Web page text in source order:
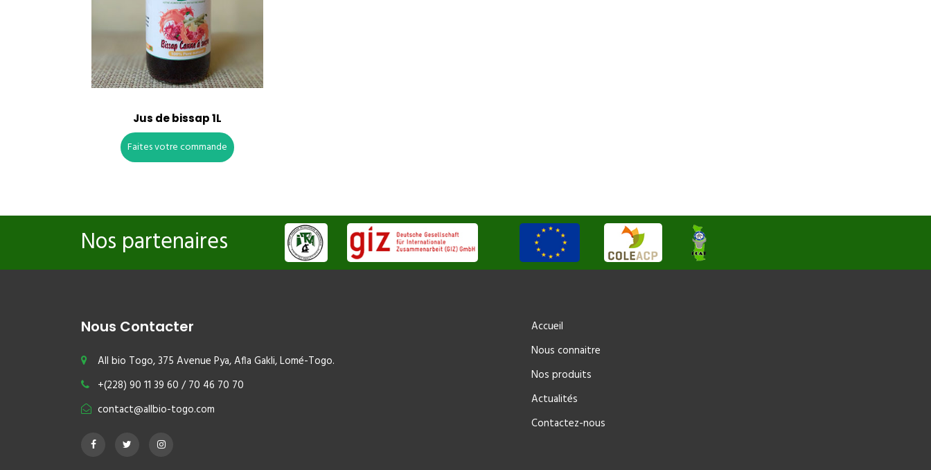
Jus de bissap 1L
Faites votre commande
Nos partenaires
Nous Contacter
All bio Togo, 375 Avenue Pya, Afla Gakli, Lomé-Togo.
+(228) 90 11 39 60 / 70 46 70 70
contact@allbio-togo.com
Accueil
Nous connaitre
Nos produits
Actualités
Contactez-nous